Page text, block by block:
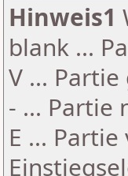
Hinweis1
blank ...
V ...
- ... Partie
E ...